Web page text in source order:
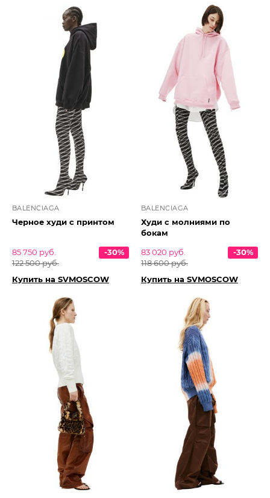
BALENCIAGA
Черное худи с принтом
85 750 руб.
122 500 руб.
-30%
Купить на SVMOSCOW
BALENCIAGA
Худи с молниями по
бокам
83 020 руб.
118 600 руб.
-30%
Купить на SVMOSCOW